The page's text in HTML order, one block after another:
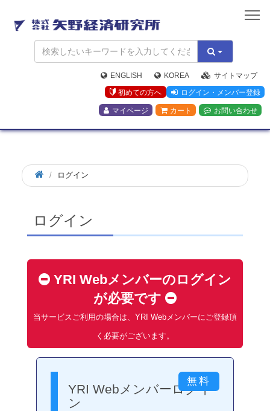
矢
野
経
済
研
究
所
ENGLISH KOREA
サイトマップ
初めての方へ
ログイン・メンバー登録
マイページ カート お問い合わせ
ログイン
ログイン
YRI Webメンバーのログイン
が必要です
当サービスご利用の場合は、YRI Webメンバーにご登録頂
く必要がございます。
YRI Webメンバーログイ
ン